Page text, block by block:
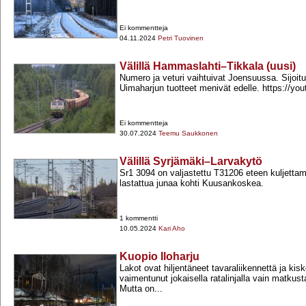
Ei kommentteja
04.11.2024 Petri Tuovinen
Välillä Hammaslahti–Tikkala (uusi)
Numero ja veturi vaihtuivat Joensuussa.
Uimaharjun tuotteet menivät edelle. https://
Ei kommentteja
30.07.2024 Teemu Saukkonen
Välillä Syrjämäki–Larvakytö
Sr1 3094 on valjastettu T31206 eteen
lastattua junaa kohti Kuusankoskea.
1 kommentti
10.05.2024 Kari Aho
Kuopio Iloharju
Lakot ovat hiljentäneet tavaraliikennettä ja
vaimentunut jokaisella ratalinjalla vain
Mutta on...